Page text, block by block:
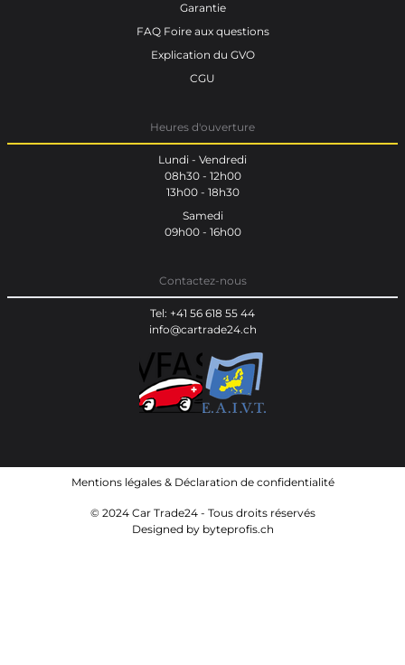
Garantie
FAQ Foire aux questions
Explication du GVO
CGU
Heures d'ouverture
Lundi - Vendredi
08h30 - 12h00
13h00 - 18h30
Samedi
09h00 - 16h00
Contactez-nous
Tel: +41 56 618 55 44
info@cartrade24.ch
Mentions légales& Déclaration de confidentialité
© 2024 Car Trade24 - Tous droits réservés
Designed by byteprofis.ch